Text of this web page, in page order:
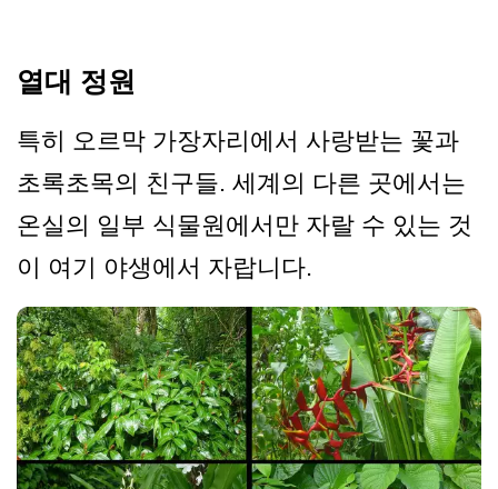
열대 정원
특히 오르막 가장자리에서 사랑받는 꽃과
초록초목의 친구들. 세계의 다른 곳에서는
온실의 일부 식물원에서만 자랄 수 있는 것
이 여기 야생에서 자랍니다.